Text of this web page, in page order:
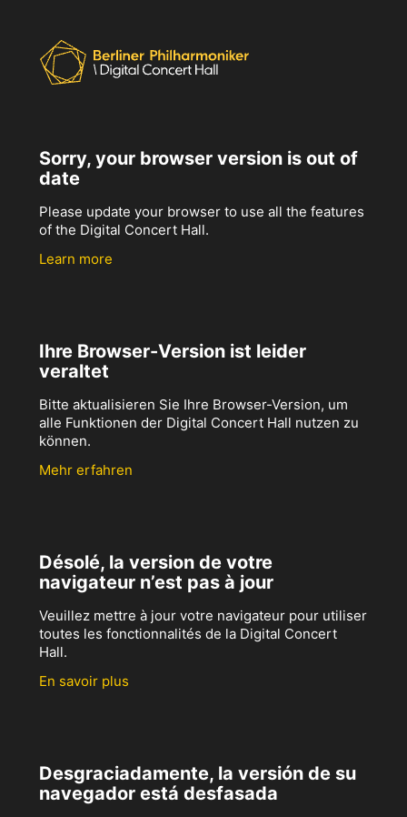
Sorry, your browser version is out of
date
Please update your browser to use all the features
of the Digital Concert Hall.
Learn more
Ihre Browser-Version ist leider
veraltet
Bitte aktualisieren Sie Ihre Browser-Version, um
alle Funktionen der Digital Concert Hall nutzen zu
können.
Mehr erfahren
Désolé, la version de votre
navigateur n’est pas à jour
Veuillez mettre à jour votre navigateur pour utiliser
toutes les fonctionnalités de la Digital Concert
Hall.
En savoir plus
Desgraciadamente, la versión de su
navegador está desfasada